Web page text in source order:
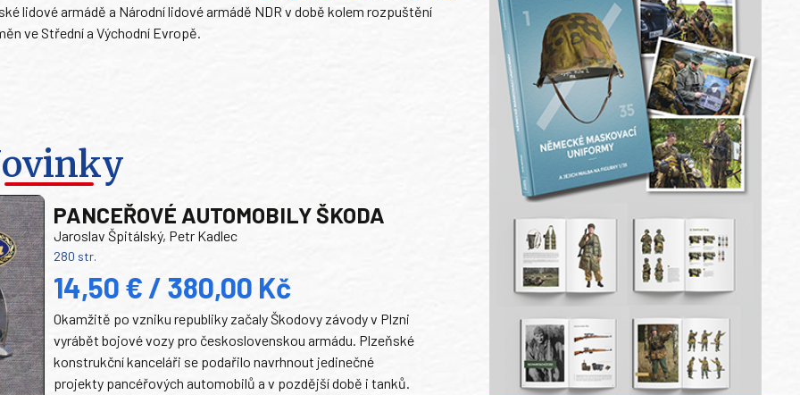
lidové armádě a Národní lidové armádě NDR v době kolem rozpuštění
ve Střední a Východní Evropě.
PANCEŘOVÉ AUTOMOBILY ŠKODA
Jaroslav Špitálský, Petr Kadlec
280 str.
14,50 € / 380,00 Kč
Okamžitě po vzniku republiky začaly Škodovy závody v Plzni
vyrábět bojové vozy pro československou armádu. Plzeňské
konstrukční kanceláři se podařilo navrhnout jedinečné
projekty pancéřových automobilů a v pozdější době i tanků.